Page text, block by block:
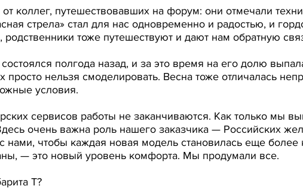
коллег, путешествовавших на форум: они отмечали
стрела» стал для нас одновременно и радостью, и
тоже путешествуют и дают нам обратную
состоялся полгода назад, и за это время на его долю
просто нельзя смоделировать. Весна тоже отличалась
условия.
сервисов работы не заканчиваются. Как только мы
очень важна роль нашего заказчика — Российских
нами, чтобы каждая новая модель становилась еще
— это новый уровень комфорта. Мы продумали все.
Т?